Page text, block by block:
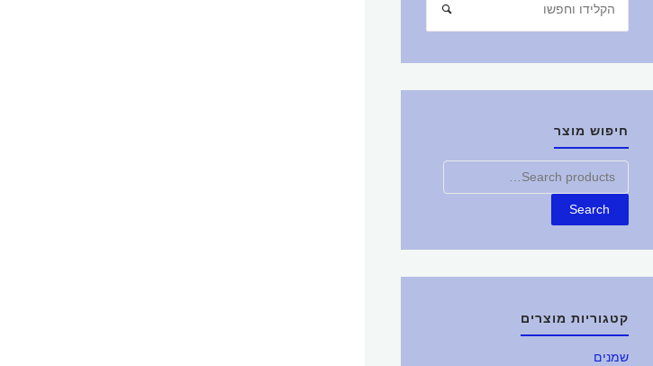
חיפוש
חיפוש מוצר
את:
Search
קטגוריות מוצרים
שמנים